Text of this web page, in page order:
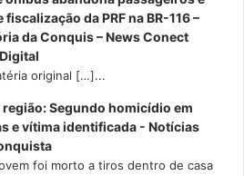
da PRF na BR-116 –
da Conquis – News Conect
original […]...
Segundo homicídio em
e vítima identificada - Notícias
foi morto a tiros dentro de casa